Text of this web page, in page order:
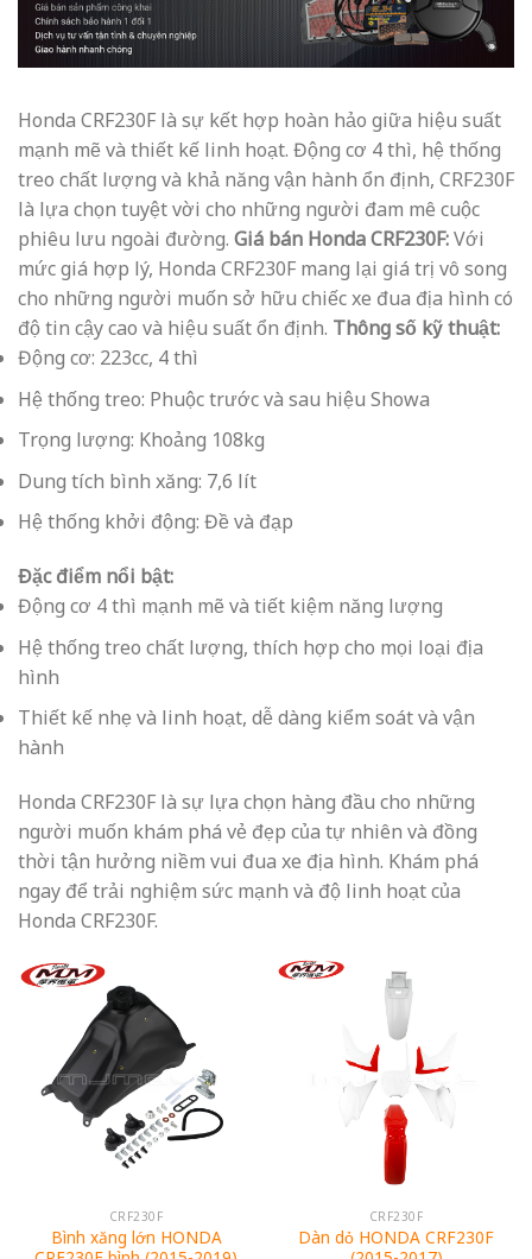
Honda CRF230F là sự kết hợp hoàn hảo giữa hiệu suất
mạnh mẽ và thiết kế linh hoạt. Động cơ 4 thì, hệ thống
treo chất lượng và khả năng vận hành ổn định, CRF230F
là lựa chọn tuyệt vời cho những người đam mê cuộc
phiêu lưu ngoài đường. Giá bán Honda CRF230F:Với
mức giá hợp lý, Honda CRF230F mang lại giá trị vô song
cho những người muốn sở hữu chiếc xe đua địa hình có
độ tin cậy cao và hiệu suất ổn định. Thông số kỹ thuật:
Động cơ: 223cc, 4 thì
Hệ thống treo: Phuộc trước và sau hiệu Showa
Trọng lượng: Khoảng 108kg
Dung tích bình xăng: 7,6 lít
Hệ thống khởi động: Đề và đạp
Đặc điểm nổi bật:
Động cơ 4 thì mạnh mẽ và tiết kiệm năng lượng
Hệ thống treo chất lượng, thích hợp cho mọi loại địa
hình
Thiết kế nhẹ và linh hoạt, dễ dàng kiểm soát và vận
hành
Honda CRF230F là sự lựa chọn hàng đầu cho những
người muốn khám phá vẻ đẹp của tự nhiên và đồng
thời tận hưởng niềm vui đua xe địa hình. Khám phá
ngay để trải nghiệm sức mạnh và độ linh hoạt của
Honda CRF230F.
CRF230F
Bình xăng lớn HONDA
CRF230F
Dàn dỏ HONDA CRF230F